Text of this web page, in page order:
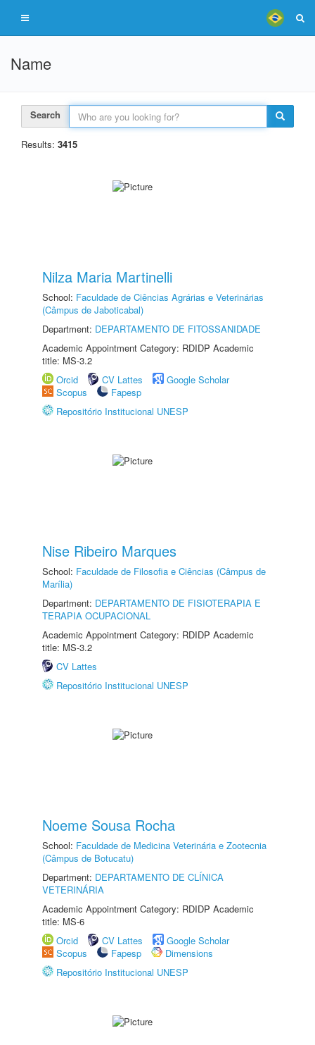
Name
Search
Results: 3415
Nilza Maria Martinelli
School: Faculdade de Ciências Agrárias e Veterinárias
(Câmpus de Jaboticabal)
Department: DEPARTAMENTO DE FITOSSANIDADE
Academic Appointment Category: RDIDP Academic
title: MS-3.2
Orcid
CV Lattes
Google Scholar
Scopus
Fapesp
Repositório Institucional UNESP
Nise Ribeiro Marques
School: Faculdade de Filosofia e Ciências (Câmpus de
Marília)
Department: DEPARTAMENTO DE FISIOTERAPIA E
TERAPIA OCUPACIONAL
Academic Appointment Category: RDIDP Academic
title: MS-3.2
CV Lattes
Repositório Institucional UNESP
Noeme Sousa Rocha
School: Faculdade de Medicina Veterinária e Zootecnia
(Câmpus de Botucatu)
Department: DEPARTAMENTO DE CLÍNICA
VETERINÁRIA
Academic Appointment Category: RDIDP Academic
title: MS-6
Orcid
CV Lattes
Google Scholar
Scopus
Fapesp
Dimensions
Repositório Institucional UNESP